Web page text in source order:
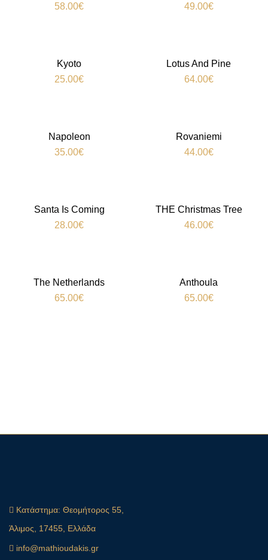
58.00€
49.00€
Kyoto
25.00€
Lotus And Pine
64.00€
Napoleon
35.00€
Rovaniemi
44.00€
Santa Is Coming
28.00€
THE Christmas Tree
46.00€
The Netherlands
65.00€
Anthoula​
65.00€
Κατάστημα: Θεομήτορος 55,
Άλιμος, 17455, Ελλάδα
info@mathioudakis.gr